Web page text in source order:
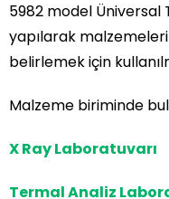
5982 model Üniversal
yapılarak
belirlemek için
Malzeme biriminde
X Ray Laboratuvarı
Termal Analiz